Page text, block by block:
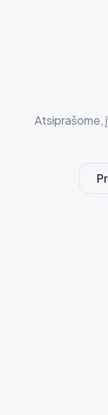
Atsiprašome,